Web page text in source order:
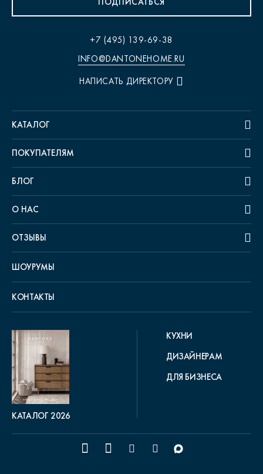
+7 (495) 139-69-38
INFO@DANTONEHOME.RU
НАПИСАТЬ ДИРЕКТОРУ
КАТАЛОГ
ПОКУПАТЕЛЯМ
БЛОГ
О НАС
ОТЗЫВЫ
ШОУРУМЫ
КОНТАКТЫ
КАТАЛОГ 2026
КУХНИ
ДИЗАЙНЕРАМ
ДЛЯ БИЗНЕСА